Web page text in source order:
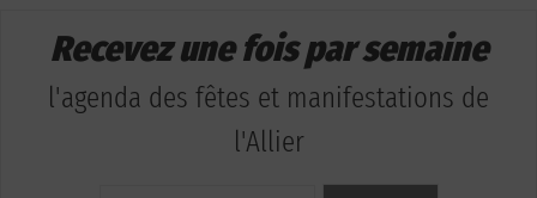
Recevez une fois par semaine
l'agenda des fêtes et manifestations de
l'Allier